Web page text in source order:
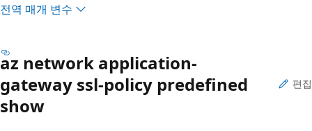
전역 매개 변수
az network application-
gateway ssl-policy predefined
show
편집